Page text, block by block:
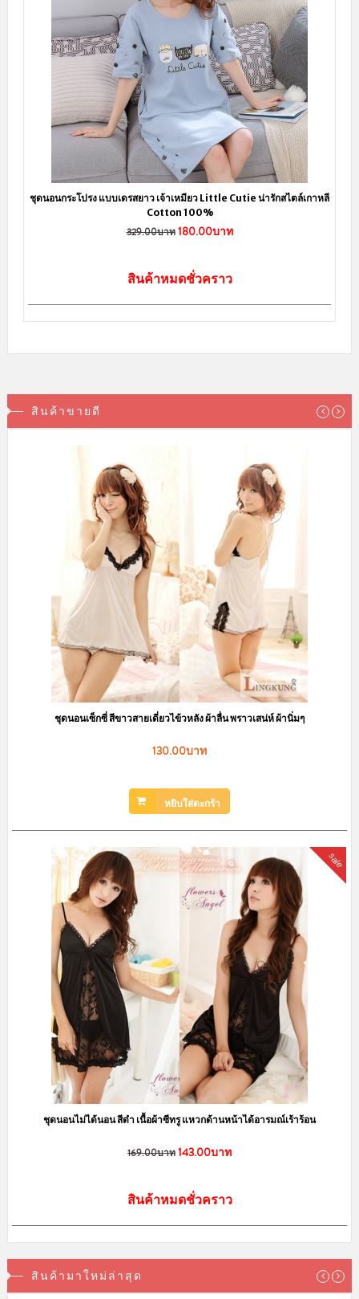
ชุดนอนกระโปรง แบบเดรสยาว เจ้าเหมียว Little Cutie น่ารักสไตล์เกาหลี
Cotton 100%
329.00บาท 180.00บาท
สินค้าหมดชั่วคราว
สินค้าขายดี
ชุดนอนเซ็กซี่ สีขาวสายเดี่ยวไข้วหลัง ผ้าลื่น พราวเสน่ห์ ผ้านิ่มๆ
130.00บาท
หยิบใส่ตะกร้า
sale
ชุดนอนไม่ได้นอน สีดำ เนื้อผ้าซีทรู แหวกด้านหน้าได้อารมณ์เร้าร้อน
169.00บาท143.00บาท
สินค้าหมดชั่วคราว
สินค้ามาใหม่ล่าสุด